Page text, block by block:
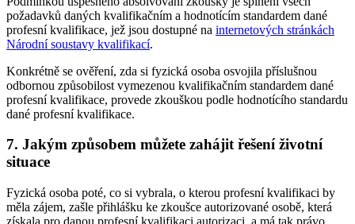
požadavků daných kvalifikačním a hodnotícím standardem dané
profesní kvalifikace, jež jsou dostupné na internetových stránkách
Národní soustavy kvalifikací.
Konkrétně se ověření, zda si fyzická osoba osvojila příslušnou
odbornou způsobilost vymezenou kvalifikačním standardem dané
profesní kvalifikace, provede zkouškou podle hodnotícího standardu
dané profesní kvalifikace.
7. Jakým způsobem můžete zahájit řešení životní
situace
Fyzická osoba poté, co si vybrala, o kterou profesní kvalifikaci by
měla zájem, zašle přihlášku ke zkoušce autorizované osobě, která
získala pro danou profesní kvalifikaci autorizaci, a má tak právo